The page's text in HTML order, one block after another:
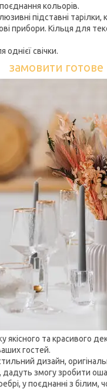
кольорів.
підставні тарілки,
прибори. Кільця для
свічки.
замовити готове
якісного та красивого
гостей.
дизайн,
змогу зробити
у поєднанні з